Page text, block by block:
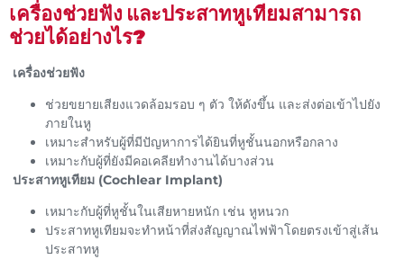
เครื่องช่วยฟัง และประสาทหูเทียมสามารถ
ช่วยได้อย่างไร?
เครื่องช่วยฟัง
ช่วยขยายเสียงแวดล้อมรอบ ๆ ตัว ให้ดังขึ้น และส่งต่อเข้าไปยัง
ภายในหู
เหมาะสำหรับผู้ที่มีปัญหาการได้ยินที่หูชั้นนอกหรือกลาง
เหมาะกับผู้ที่ยังมีคอเคลียทำงานได้บางส่วน
ประสาทหูเทียม (Cochlear Implant)
เหมาะกับผู้ที่หูชั้นในเสียหายหนัก เช่น หูหนวก
ประสาทหูเทียมจะทำหน้าที่ส่งสัญญาณไฟฟ้าโดยตรงเข้าสู่เส้น
ประสาทหู